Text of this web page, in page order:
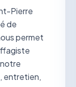
Pierre
de
permet
entretien,